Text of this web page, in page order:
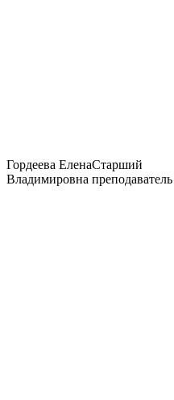
Гордеева Елена
Владимировна
Старший
преподаватель